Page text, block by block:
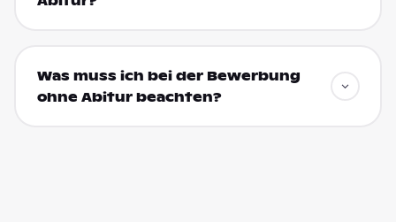
Was muss ich bei der Bewerbung
ohne Abitur beachten?